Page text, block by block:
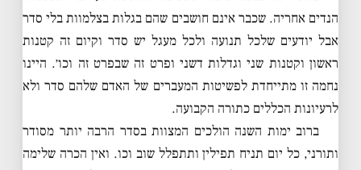
הנדים אחריה. שכבר אינם חושבים שהם בגלות בצלמוות בלי סדר
אבל יודעים שלכל תנועה ולכל מעגל יש סדר וקיום זה קטנות
ראשון וקטנות שני וגדלות דשני ופרט זה שבפרט זה וכו׳. היינו
נחמה זו מתייחדת לפשיטות המעברים של האדם שלהם סדר ולא
לרעיונות הכללים כתורה הקבועה.
ברוב ימות השנה הולכים המצוות בסדר הרבה יותר מסודר
ותורני, כל יום תניח תפילין ותתפלל שוב וכו. ואין הכרה שלימה